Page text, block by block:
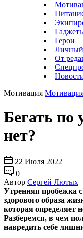
Герои
От
Новости
Мотивация Мотивация
Бегать по
нет?
22 Июля 2022
0
Автор Сергей Лютых
Утренняя пробежка
здорового образа
которая определяет
Разберемся, в чем
навредить себе